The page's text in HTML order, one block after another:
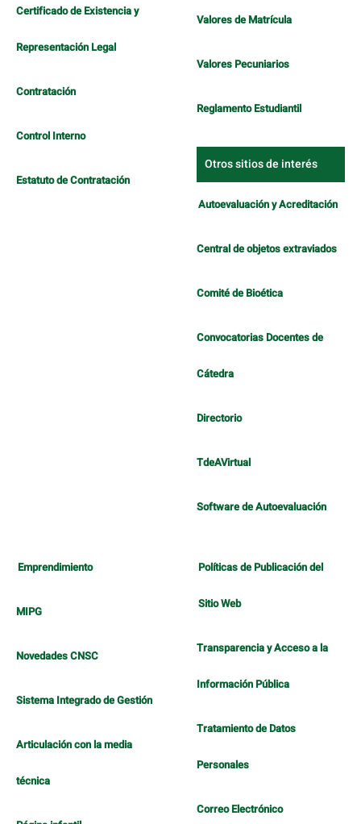
Certificado de Existencia y
Representación Legal
Contratación
Control Interno
Estatuto de Contratación
Valores de Matrícula
Valores Pecuniarios
Reglamento Estudiantil
Otros sitios de interés
Autoevaluación y Acreditación
Central de objetos extraviados
Comité de Bioética
Convocatorias Docentes de
Cátedra
Directorio
TdeAVirtual
Software de Autoevaluación
Emprendimiento
MIPG
Novedades CNSC
Sistema Integrado de Gestión
Articulación con la media
técnica
Políticas de Publicación del
Sitio Web
Transparencia y Acceso a la
Información Pública
Tratamiento de Datos
Personales
Correo Electrónico